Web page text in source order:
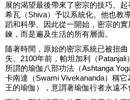
展的渴望最後帶來了密宗的技巧。
希瓦（Shiva）予以系統化。他也教
蹈和科學。因此從一開始，密宗的
鍊，而是遍及生活的所有層面。
隨著時間，原始的密宗系統已被扭
失。2100年前，帕坦加利（
所謂的瑜伽八部功法（Ashtanga
卡南達（Swami Vivekananda）稱
王的瑜伽），意謂著瑜伽行者永遠不